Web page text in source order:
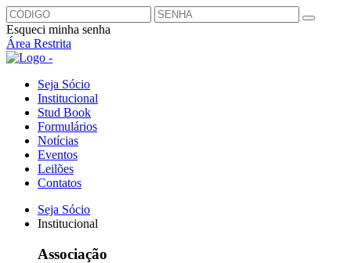
Esqueci minha senha
Área Restrita
Seja Sócio
Institucional
Stud Book
Formulários
Notícias
Eventos
Leilões
Contatos
Seja Sócio
Institucional
Associação